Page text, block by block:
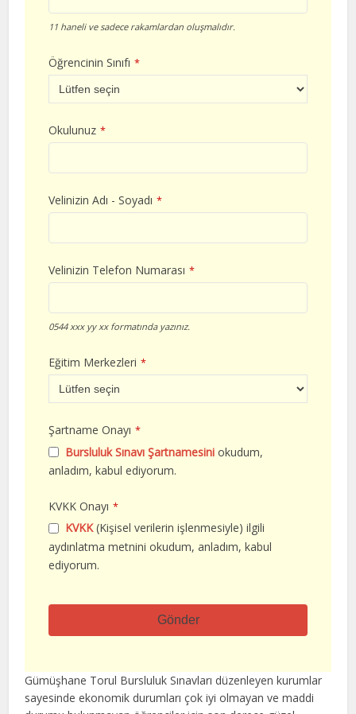
11 haneli ve sadece rakamlardan oluşmalıdır.
Öğrencinin Sınıfı *
Okulunuz *
Velinizin Adı - Soyadı *
Velinizin Telefon Numarası *
0544 xxx yy xx formatında yazınız.
Eğitim Merkezleri *
Şartname Onayı *
Bursluluk Sınavı Şartnamesini okudum,
anladım, kabul ediyorum.
KVKK Onayı *
KVKK(Kişisel verilerin işlenmesiyle) ilgili
aydınlatma metnini okudum, anladım, kabul
ediyorum.
Gönder
alan
boş
bırakılmalıdır
Gümüşhane Torul Bursluluk Sınavları düzenleyen kurumlar
sayesinde ekonomik durumları çok iyi olmayan ve maddi